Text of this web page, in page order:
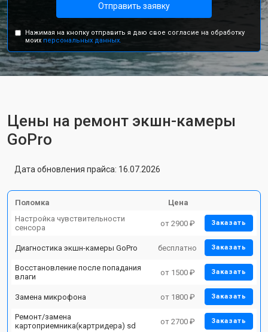
Отправить заявку
Нажимая на кнопку отправить я даю свое согласие на обработку
моих персональных данных.
Цены на ремонт экшн-камеры
GoPro
Дата обновления прайса: 16.07.2026
Поломка
Цена
Настройка чувствительности
сенсора
от 2900 ₽ Заказать
Диагностика экшн-камеры GoPro бесплатно Заказать
Восстановление после попадания
влаги
от 1500 ₽ Заказать
Замена микрофона от 1800 ₽ Заказать
Ремонт/замена
картоприемника(картридера) sd
от 2700 ₽ Заказать